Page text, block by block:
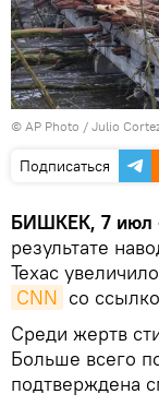
© AP Photo / Julio
Подписаться
БИШКЕК, 7 июл
результате
Техас
CNN со
Среди жертв
Больше всего
подтверждена